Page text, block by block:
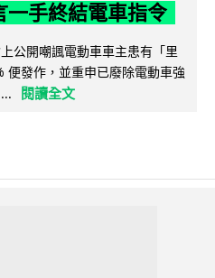
一手終結電車指令
公開嘲諷電動車車主患有「里
便發作，並重申已廢除電動車強
閱讀全文